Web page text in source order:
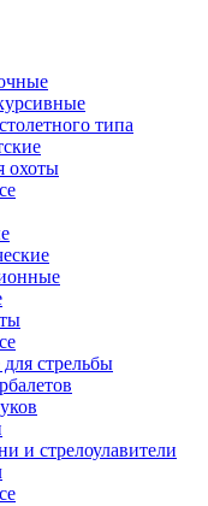
типа
охоты
стрельбы
и стрелоулавители